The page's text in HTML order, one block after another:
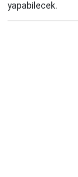
yapabilecek.